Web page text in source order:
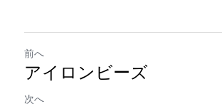
前へ
アイロンビーズ
次へ